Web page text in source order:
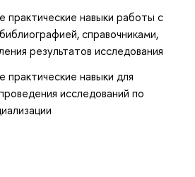
навыки работы с
справочниками,
результатов исследования
навыки для
исследований по